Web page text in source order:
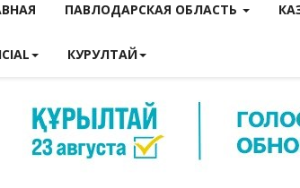
ПАВЛОДАРСКАЯ ОБЛАСТЬ
КУРУЛТАЙ